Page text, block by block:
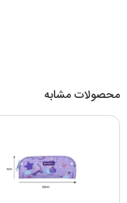
محصولات مشابه